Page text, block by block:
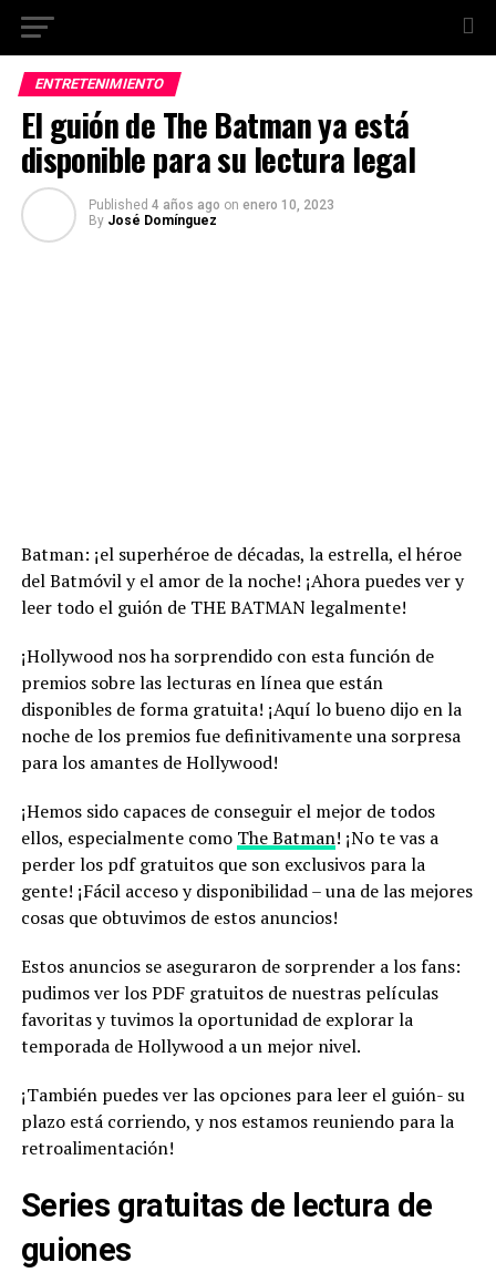
ENTRETENIMIENTO
El guión de The Batman ya está
disponible para su lectura legal
Published 4 años ago on enero 10, 2023
By José Domínguez
Batman: ¡el superhéroe de décadas, la estrella, el héroe
del Batmóvil y el amor de la noche! ¡Ahora puedes ver y
leer todo el guión de THE BATMAN legalmente!
¡Hollywood nos ha sorprendido con esta función de
premios sobre las lecturas en línea que están
disponibles de forma gratuita! ¡Aquí lo bueno dijo en la
noche de los premios fue definitivamente una sorpresa
para los amantes de Hollywood!
¡Hemos sido capaces de conseguir el mejor de todos
ellos, especialmente como The Batman! ¡No te vas a
perder los pdf gratuitos que son exclusivos para la
gente! ¡Fácil acceso y disponibilidad – una de las mejores
cosas que obtuvimos de estos anuncios!
Estos anuncios se aseguraron de sorprender a los fans:
pudimos ver los PDF gratuitos de nuestras películas
favoritas y tuvimos la oportunidad de explorar la
temporada de Hollywood a un mejor nivel.
¡También puedes ver las opciones para leer el guión- su
plazo está corriendo, y nos estamos reuniendo para la
retroalimentación!
Series gratuitas de lectura de
guiones